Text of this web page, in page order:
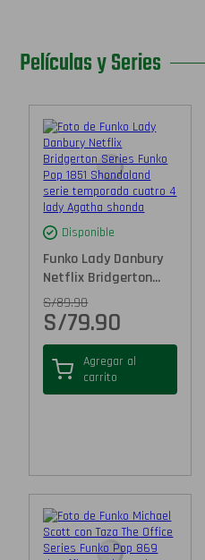
Películas y Series
Disponible
Funko Lady Danbury
Netflix Bridgerton...
S/89.90
S/79.90
Agregar al
carrito